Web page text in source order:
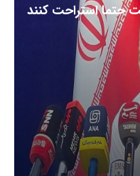
حتما استراحت کنند